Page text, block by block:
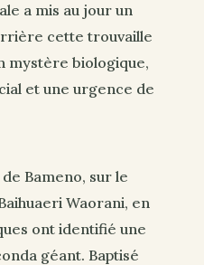
a mis au jour un
cette trouvaille
mystère biologique,
et une urgence de
Bameno, sur le
Waorani, en
ont identifié une
géant. Baptisé